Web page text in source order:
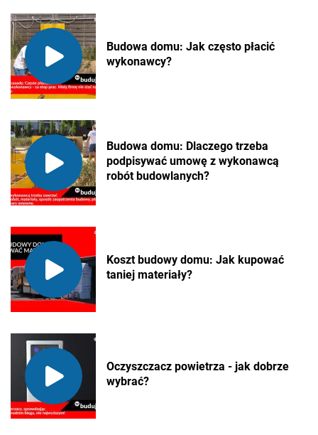
Budowa domu: Jak często płacić
wykonawcy?
Budowa domu: Dlaczego trzeba
podpisywać umowę z wykonawcą
robót budowlanych?
Koszt budowy domu: Jak kupować
taniej materiały?
Oczyszczacz powietrza - jak dobrze
wybrać?